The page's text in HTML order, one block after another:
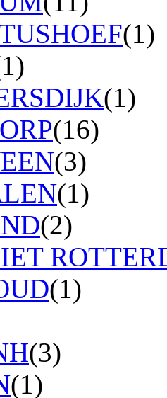
(1)
(1)
(16)
(3)
(1)
(2)
(1)
(3)
(1)